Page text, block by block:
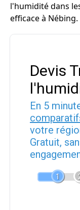
l'humidité dans
efficace à Nébing.
Devis
En 5
votre
Gratuit,
1